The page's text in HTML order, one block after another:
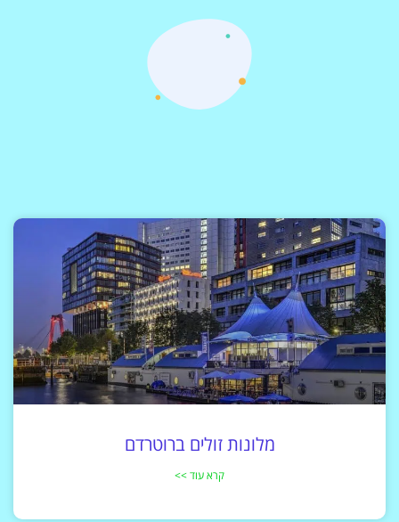
מלונות זולים ברוטרדם
קרא עוד >>